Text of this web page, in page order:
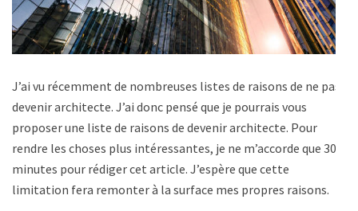
J’ai vu récemment de nombreuses listes de raisons de ne pas
devenir architecte. J’ai donc pensé que je pourrais vous
proposer une liste de raisons de devenir architecte. Pour
rendre les choses plus intéressantes, je ne m’accorde que 30
minutes pour rédiger cet article. J’espère que cette
limitation fera remonter à la surface mes propres raisons.